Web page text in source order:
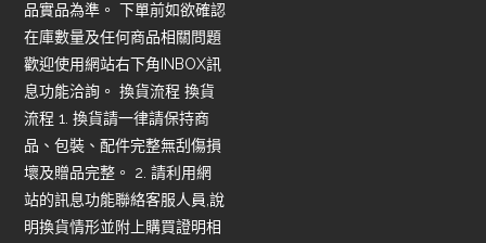
品實品為準。 下單前如欲確認
在庫數量及任何商品相關問題
歡迎使用網站右下角INBOX訊
息功能洽詢。 換貨流程 換貨
流程 1. 換貨請一律請保持商
品、包裝、配件完整無刮傷損
壞及贈品完整。 2. 請利用網
站的訊息功能聯絡客服人員,說
明換貨情形並附上購買證明相